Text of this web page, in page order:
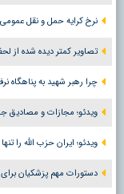
نرخ کرایه حمل و نقل
تصاویر کمتر دیده شده از لحظه
چرا رهبر شهید به پناهگاه
ویدئو؛ مجازات و مصادیق
ویدئو؛ ایران حزب الله را
دستورات مهم پزشکیان